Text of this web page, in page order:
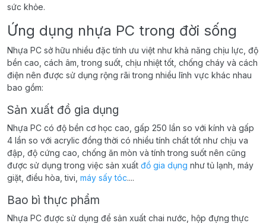
sức khỏe.
Ứng dụng nhựa PC trong đời sống
Nhựa PC sở hữu nhiều đặc tính ưu việt như khả năng chịu lực, độ
bền cao, cách âm, trong suốt, chịu nhiệt tốt, chống cháy và cách
điện nên được sử dụng rộng rãi trong nhiều lĩnh vực khác nhau
bao gồm:
Sản xuất đồ gia dụng
Nhựa PC có độ bền cơ học cao, gấp 250 lần so với kính và gấp
4 lần so với acrylic đồng thời có nhiều tính chất tốt như chịu va
đập, độ cứng cao, chống ăn mòn và tính trong suốt nên cũng
được sử dụng trong việc sản xuất đồ gia dụng như tủ lạnh, máy
giặt, điều hòa, tivi, máy sấy tóc....
Bao bì thực phẩm
Nhựa PC được sử dụng để sản xuất chai nước, hộp đựng thực